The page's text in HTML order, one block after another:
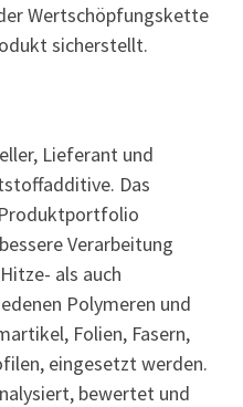
Wertschöpfungskette
sicherstellt.
Lieferant und
Das
Verarbeitung
als auch
Polymeren und
Folien, Fasern,
eingesetzt werden.
bewertet und